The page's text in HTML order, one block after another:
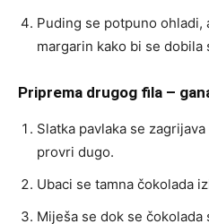
Puding se potpuno ohladi,
margarin kako bi se dobila
Priprema drugog fila –
Slatka pavlaka se
provri dugo.
Ubaci se tamna čokolada
Miješa se dok se